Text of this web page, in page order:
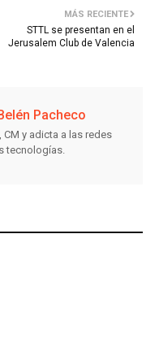
MÁS RECIENTE
STTL se presentan en el
Jerusalem Club de Valencia
Pacheco
y adicta a las redes
tecnologías.